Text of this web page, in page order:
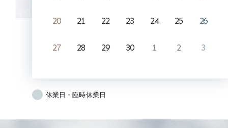
20 21 22 23 24 25 26
27 28 29 30 1 2 3
休業日・臨時休業日